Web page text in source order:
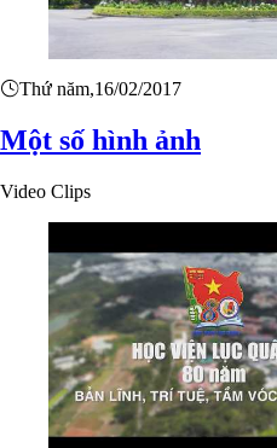
Thứ năm,16/02/2017
Một số hình ảnh
Video Clips